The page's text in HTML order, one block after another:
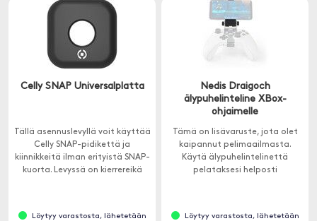
Celly SNAP Universalplatta
Tällä asennuslevyllä voit käyttää
Celly SNAP-pidikettä ja
kiinnikkeitä ilman erityistä SNAP-
kuorta. Levyssä on kierrereikä
Löytyy varastosta, lähetetään
Nedis Draigoch
älypuhelinteline XBox-
ohjaimelle
Tämä on lisävaruste, jota olet
kaipannut pelimaailmasta.
Käytä älypuhelintelinettä
pelataksesi helposti
Löytyy varastosta, lähetetään